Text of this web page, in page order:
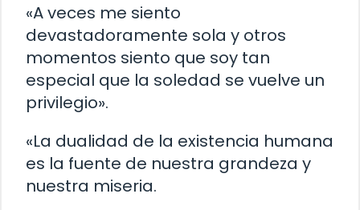
«A veces me siento
devastadoramente sola y otros
momentos siento que soy tan
especial que la soledad se vuelve un
privilegio».
«La dualidad de la existencia humana
es la fuente de nuestra grandeza y
nuestra miseria.